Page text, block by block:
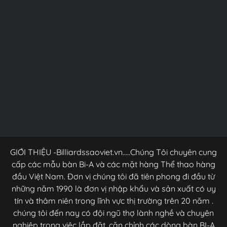
GIỚI THIỆU -Billiardssaoviet.vn.....Chúng Tôi chuyên cung
cấp các mẫu bàn Bi-A và các mặt hàng Thể thao hàng
đầu Việt Nam. Đơn vị chúng tôi đã tiên phong đi đầu từ
những năm 1990 là đơn vị nhập khẩu và sản xuất có uy
tín và thâm niên trong lĩnh vực thị trường trên 20 năm .
chúng tôi đến nay có đội ngũ thợ lành nghề và chuyên